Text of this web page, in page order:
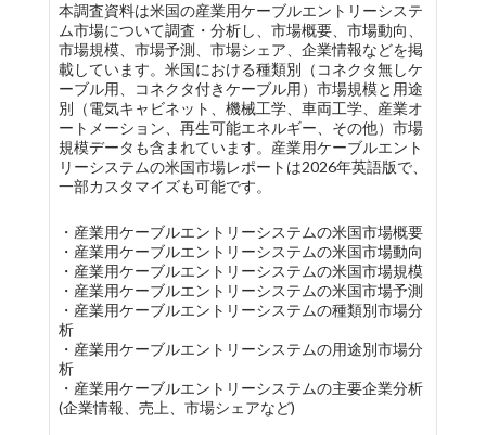
本調査資料は米国の産業用ケーブルエントリーシステ
ム市場について調査・分析し、市場概要、市場動向、
市場規模、市場予測、市場シェア、企業情報などを掲
載しています。米国における種類別（コネクタ無しケ
ーブル用、コネクタ付きケーブル用）市場規模と用途
別（電気キャビネット、機械工学、車両工学、産業オ
ートメーション、再生可能エネルギー、その他）市場
規模データも含まれています。産業用ケーブルエント
リーシステムの米国市場レポートは2026年英語版で、
一部カスタマイズも可能です。
・産業用ケーブルエントリーシステムの米国市場概要
・産業用ケーブルエントリーシステムの米国市場動向
・産業用ケーブルエントリーシステムの米国市場規模
・産業用ケーブルエントリーシステムの米国市場予測
・産業用ケーブルエントリーシステムの種類別市場分
析
・産業用ケーブルエントリーシステムの用途別市場分
析
・産業用ケーブルエントリーシステムの主要企業分析
(企業情報、売上、市場シェアなど)